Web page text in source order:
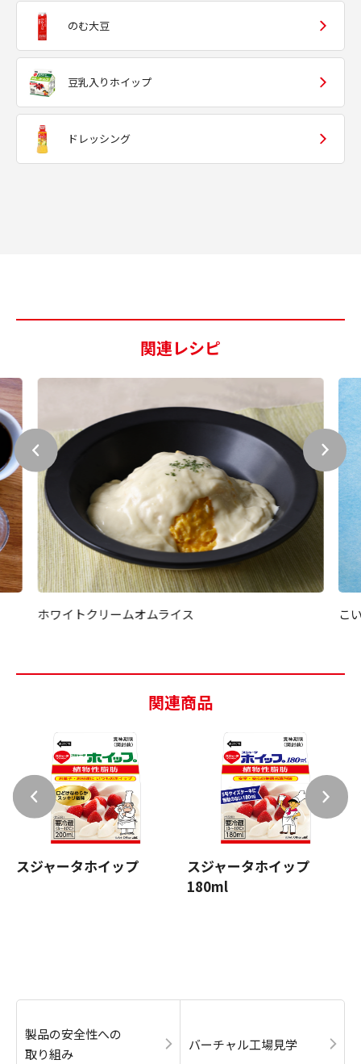
のむ大豆
豆乳入りホイップ
ドレッシング
関連レシピ
ホワイトクリームオムライス こ
関連商品
スジャータホイップ
スジャータホイップ
180ml
製品の安全性への
取り組み
バーチャル工場見学